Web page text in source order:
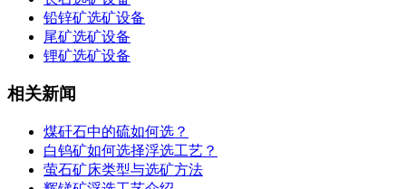
铅锌矿选矿设备
尾矿选矿设备
锂矿选矿设备
相关新闻
煤矸石中的硫如何选？
白钨矿如何选择浮选工艺？
萤石矿床类型与选矿方法